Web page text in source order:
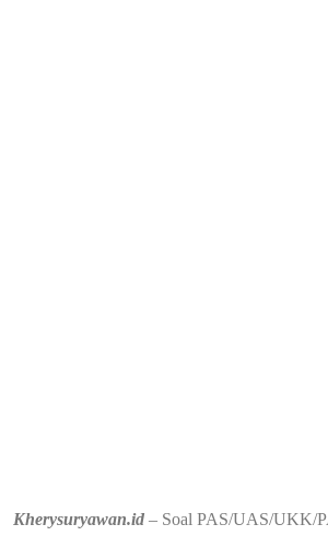
Kherysuryawan.id – Soal PAS/UAS/UKK/